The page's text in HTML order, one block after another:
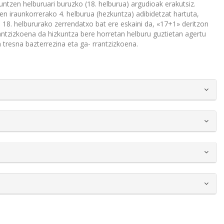
helburuari buruzko (18. helburua) argudioak erakutsiz.
iraunkorrerako 4. helburua (hezkuntza) adibidetzat hartuta,
helbururako zerrendatxo bat ere eskaini da, «17+1» deritzon
da hizkuntza bere horretan helburu guztietan agertu
bazterrezina eta ga- rrantzizkoena.